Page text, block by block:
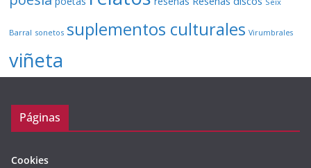
Barral sonetos suplementos culturales Virumbrales
viñeta
Páginas
Cookies